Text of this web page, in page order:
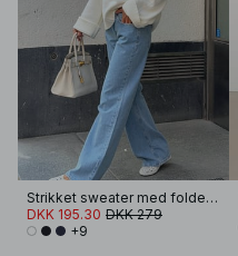
Strikket sweater med foldet ærme
DKK 195.30 DKK 279
+9